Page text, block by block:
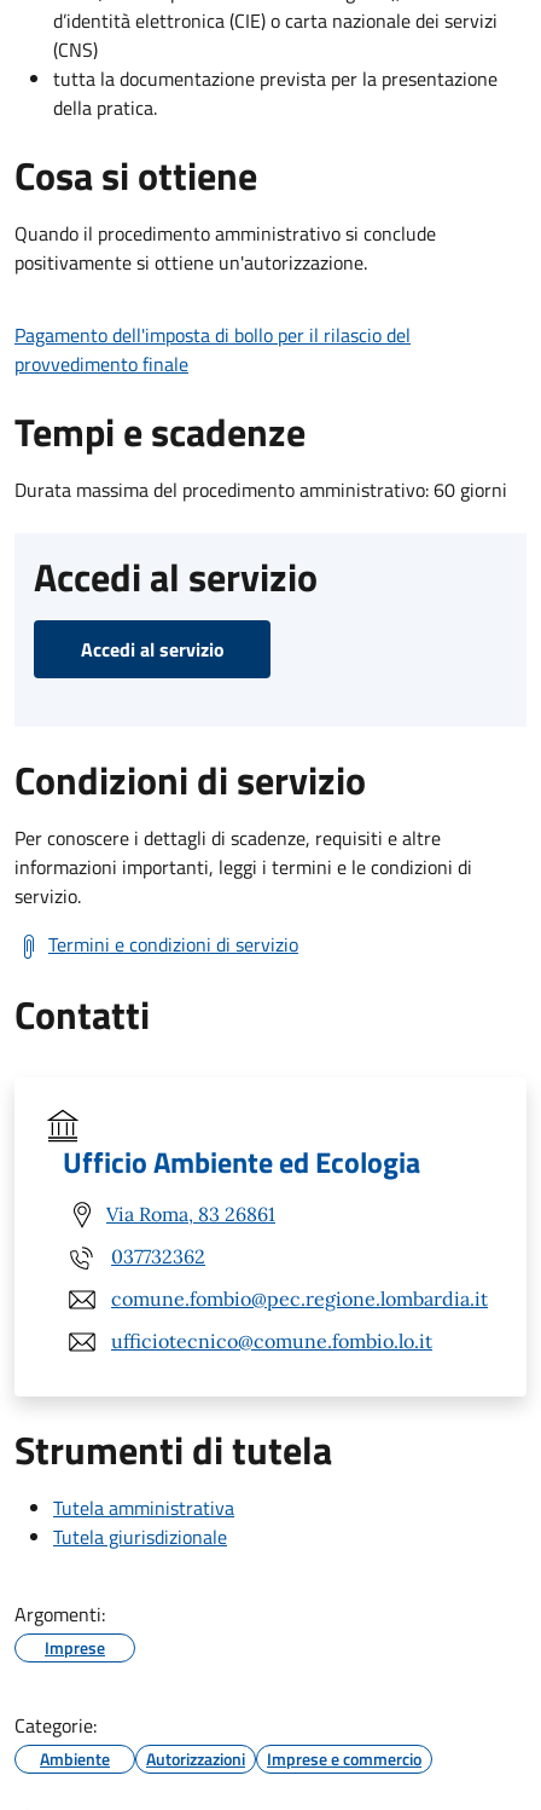
d’identità elettronica (CIE) o carta nazionale dei servizi
(CNS)
tutta la documentazione prevista per la presentazione
della pratica.
Cosa si ottiene
Quando il procedimento amministrativo si conclude
positivamente si ottiene un'autorizzazione.
Pagamento dell'imposta di bollo per il rilascio del
provvedimento finale
Tempi e scadenze
Durata massima del procedimento amministrativo: 60 giorni
Accedi al servizio
Accedi al servizio
Condizioni di servizio
Per conoscere i dettagli di scadenze, requisiti e altre
informazioni importanti, leggi i termini e le condizioni di
servizio.
Termini e condizioni di servizio
Contatti
Ufficio Ambiente ed Ecologia
Via Roma, 83 26861
037732362
comune.fombio@pec.regione.lombardia.it
ufficiotecnico@comune.fombio.lo.it
Strumenti di tutela
Tutela amministrativa
Tutela giurisdizionale
Argomenti:
Imprese
Categorie:
Ambiente Autorizzazioni Imprese e commercio